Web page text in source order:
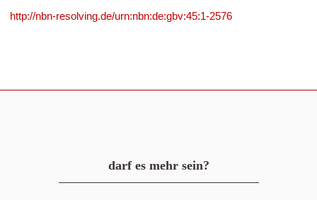
http://nbn-resolving.de/urn:nbn:de:gbv:45:1-2576
darf es mehr sein?